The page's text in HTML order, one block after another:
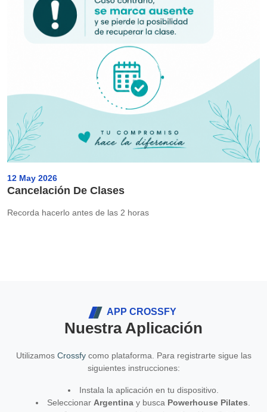
12 May 2026
Cancelación De Clases
Recorda hacerlo antes de las 2 horas
APP CROSSFY
Nuestra Aplicación
Utilizamos Crossfycomo plataforma. Para registrarte sigue las
siguientes instrucciones:
Instala la aplicación en tu dispositivo.
Seleccionar Argentina y busca Powerhouse Pilates